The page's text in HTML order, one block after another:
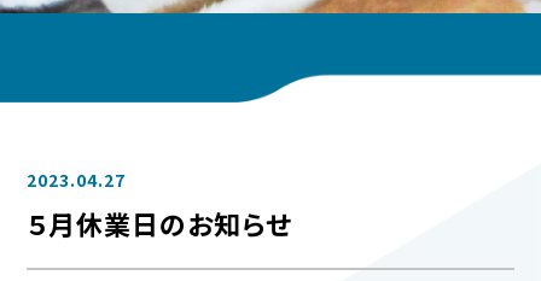
2023.04.27
５月休業日のお知らせ